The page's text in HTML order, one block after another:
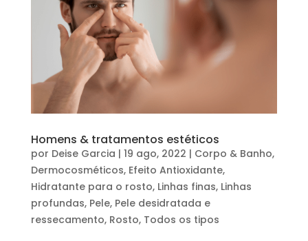
Homens & tratamentos estéticos
por Deise Garcia | 19 ago, 2022 | Corpo & Banho,
Dermocosméticos, Efeito Antioxidante,
Hidratante para o rosto, Linhas finas, Linhas
profundas, Pele, Pele desidratada e
ressecamento, Rosto, Todos os tipos